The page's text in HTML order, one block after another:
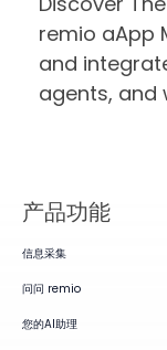
remio aApp
and
agents, and
产品​功能
信息采集
问问 remio
您的AI助理